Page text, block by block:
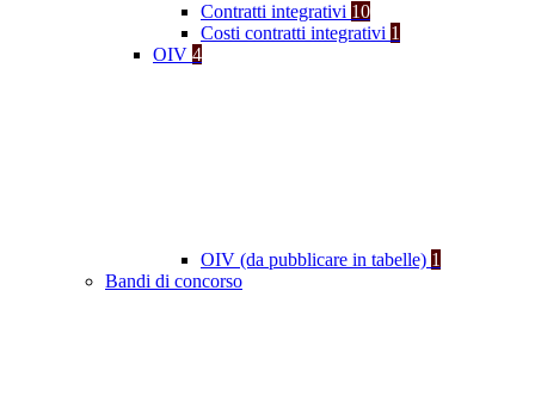
Contratti integrativi 10
Costi contratti integrativi 1
OIV 4
OIV (da pubblicare in tabelle) 1
Bandi di concorso